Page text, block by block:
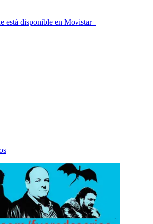
está disponible en Movistar+